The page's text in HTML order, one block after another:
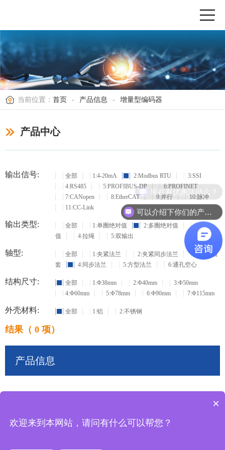
当前位置： 首页 - 产品信息 - 增量型编码器
产品中心
输出信号: 全部 1:4-20mA 2:Modbus RTU
3:SSI
4:RS485
5:PROFIBUS-DP
6:PROFINET
7:CANopen
8:EtherCAT 9:并行
10:脉冲
11:CC-Link
输出类型: 全部 1:单圈绝对值 2:多圈绝对值
3:增量
值
4:拉绳 5:双输出
轴型: 全部 1:夹紧法兰 2:夹紧同步法兰
3:盲孔轴
套
4:同步法兰 5:方型法兰 6:通孔空心
结构尺寸: 全部 1:Φ38mm 2:Φ40mm
3:Φ50mm
4:Φ60mm
5:Φ78mm 6:Φ90mm 7:Φ115mm
外壳材料: 全部 1:铝 2:不锈钢
结果（ 0 项）
产品信息
可以介绍下你们的产品么？
现在有优惠活动么？
×
欢迎来到本网站，请问有什么可以帮您？